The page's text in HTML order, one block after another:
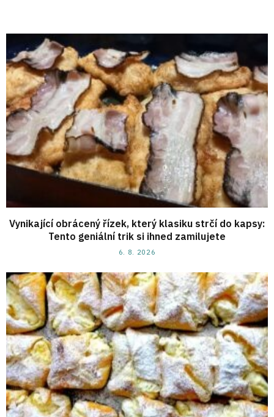
Vynikající obrácený řízek, který klasiku strčí do kapsy:
Tento geniální trik si ihned zamilujete
6. 8. 2026